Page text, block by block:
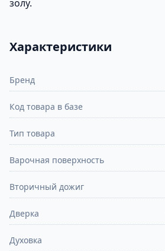
золу.
Характеристики
Бренд
Код товара в базе
Тип товара
Варочная поверхность
Вторичный дожиг
Дверка
Духовка